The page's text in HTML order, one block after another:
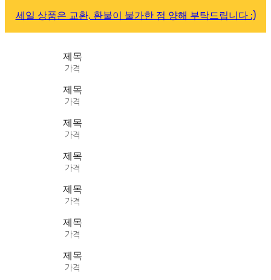
세일 상품은 교환, 환불이 불가한 점 양해 부탁드립니다 :)
제목
가격
제목
가격
제목
가격
제목
가격
제목
가격
제목
가격
제목
가격